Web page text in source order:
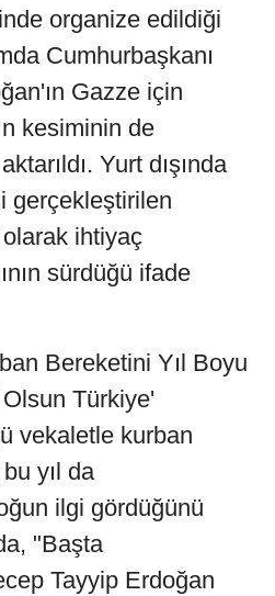
organize edildiği
Cumhurbaşkanı
Gazze için
kesiminin de
Yurt dışında
gerçekleştirilen
ihtiyaç
sürdüğü ifade
Bereketini Yıl Boyu
Türkiye'
vekaletle kurban
yıl da
ilgi gördüğünü
"Başta
Tayyip Erdoğan